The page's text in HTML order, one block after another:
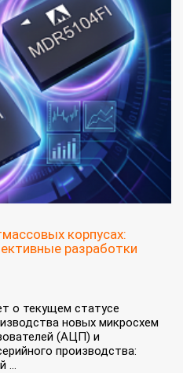
корпусах:
разработки
о текущем статусе
новых микросхем
(АЦП) и
производства:
...